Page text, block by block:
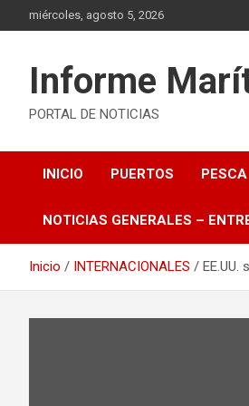
al
miércoles, agosto 5, 2026
Informe
PORTAL DE NOTICIAS
INICIO PUERTOS PESCA
NOTICIAS GENERALES –
Inicio INTERNACIONALES